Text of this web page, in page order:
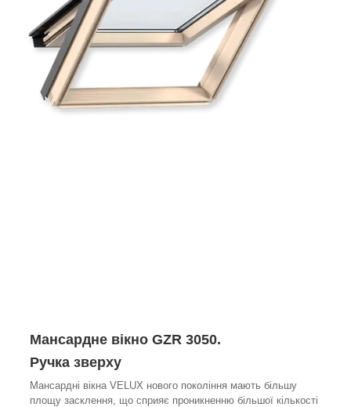
Мансардне вікно GZR 3050.
Ручка зверху
Мансардні вікна VELUX нового покоління мають більшу
площу засклення, що сприяє проникненню більшої кількості